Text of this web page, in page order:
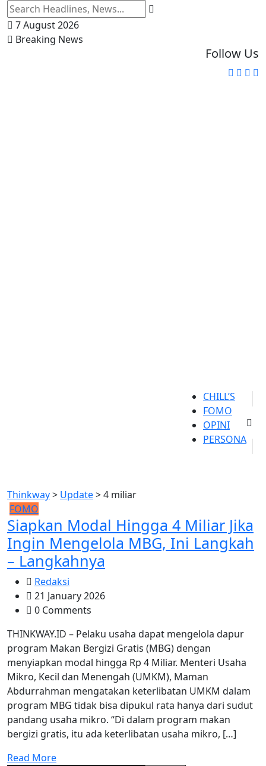
7 August 2026
Breaking News
Follow Us
CHILL’S
FOMO
OPINI
PERSONA
Thinkway> Update>4 miliar
FOMO
Siapkan Modal Hingga 4 Miliar Jika
Ingin Mengelola MBG, Ini Langkah
– Langkahnya
Redaksi
21 January 2026
0 Comments
THINKWAY.ID – Pelaku usaha dapat mengelola dapur
program Makan Bergizi Gratis (MBG) dengan
menyiapkan modal hingga Rp 4 Miliar. Menteri Usaha
Mikro, Kecil dan Menengah (UMKM), Maman
Abdurrahman mengatakan keterlibatan UMKM dalam
program MBG tidak bisa dipukul rata hanya dari sudut
pandang usaha mikro. “Di dalam program makan
bergizi gratis, itu ada keterlibatan usaha mikro, […]
Read More